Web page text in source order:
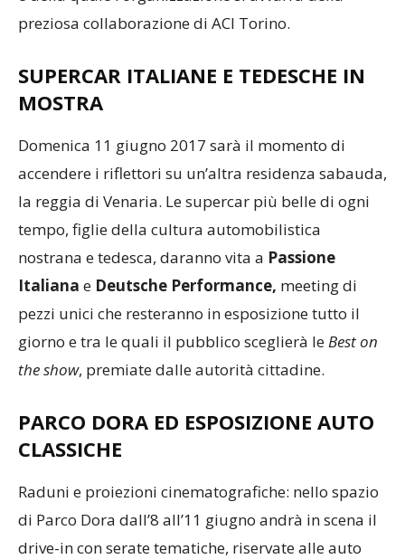
preziosa collaborazione di ACI Torino.
SUPERCAR ITALIANE E TEDESCHE IN
MOSTRA
Domenica 11 giugno 2017 sarà il momento di
accendere i riflettori su un’altra residenza sabauda,
la reggia di Venaria. Le supercar più belle di ogni
tempo, figlie della cultura automobilistica
nostrana e tedesca, daranno vita a Passione
Italiana e Deutsche Performance, meeting di
pezzi unici che resteranno in esposizione tutto il
giorno e tra le quali il pubblico sceglierà leBest on
the show, premiate dalle autorità cittadine.
PARCO DORA ED ESPOSIZIONE AUTO
CLASSICHE
Raduni e proiezioni cinematografiche: nello spazio
di Parco Dora dall’8 all’11 giugno andrà in scena il
drive-in con serate tematiche, riservate alle auto